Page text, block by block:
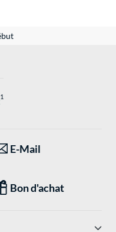
1
E-Mail
Bon d'achat